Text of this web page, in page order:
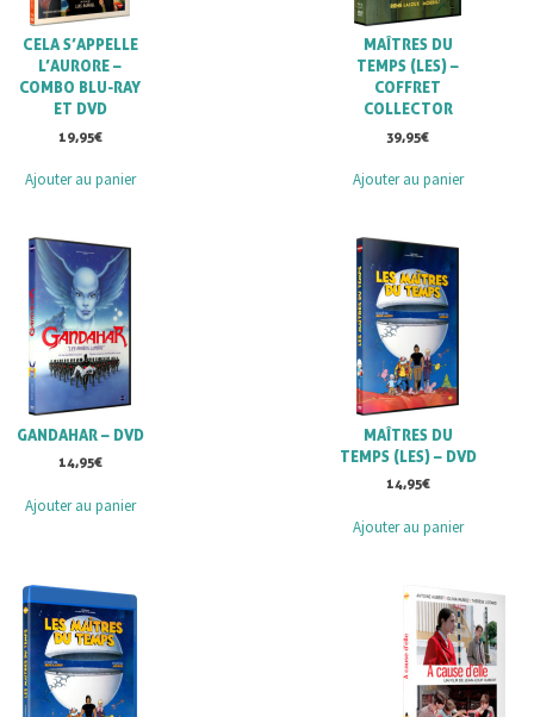
CELA S’APPELLE
L’AURORE –
COMBO BLU-RAY
ET DVD
19,95€
Ajouter au panier
MAÎTRES DU
TEMPS (LES) –
COFFRET
COLLECTOR
39,95€
Ajouter au panier
GANDAHAR – DVD
14,95€
Ajouter au panier
MAÎTRES DU
TEMPS (LES) – DVD
14,95€
Ajouter au panier